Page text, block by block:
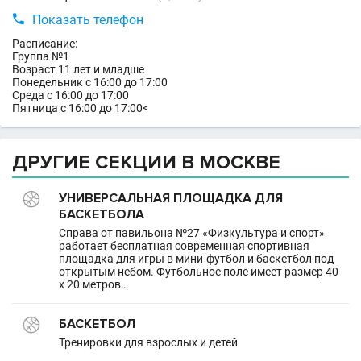
 Показать телефон
Расписание:
Группа №1
Возраст 11 лет и младше
Понедельник с 16:00 до 17:00
Среда с 16:00 до 17:00
Пятница с 16:00 до 17:00<
ДРУГИЕ СЕКЦИИ В МОСКВЕ
УНИВЕРСАЛЬНАЯ ПЛОЩАДКА ДЛЯ
БАСКЕТБОЛА
Справа от павильона №27 «Физкультура и спорт»
работает бесплатная современная спортивная
площадка для игры в мини-футбол и баскетбол под
открытым небом. Футбольное поле имеет размер 40
х 20 метров…
БАСКЕТБОЛ
Тренировки для взрослых и детей